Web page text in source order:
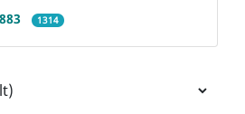
1314